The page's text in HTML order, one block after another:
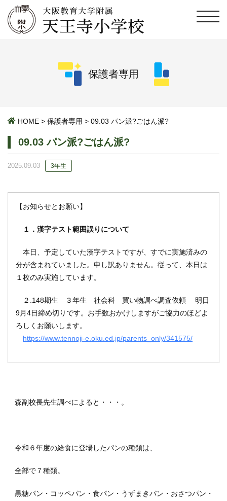
保護者専用
HOME > 保護者専用 > 09.03 パン派?ごはん派?
09.03 パン派?ごはん派?
2025.09.03 3年生
【お知らせとお願い】
１．漢字テスト範囲誤りについて
本日、予定していた漢字テストですが、すでに実施済みの
分が含まれていました。申し訳ありません。従って、本日は
１枚のみ実施しています。
２.148期生 ３年生 社会科 買い物調べ調査依頼 明日
9月4日締め切りです。お手数おかけしますがご協力のほどよ
ろしくお願いします。
https://www.tennoji-e.oku.ed.jp/parents_only/341575/
森副校長先生調べによると・・・。
令和６年度の給食に登場したパンの種類は、
全部で７種類。
黒糖パン・コッペパン・食パン・うずまきパン・おさつパン・